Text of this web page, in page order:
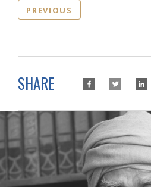
PREVIOUS
SHARE